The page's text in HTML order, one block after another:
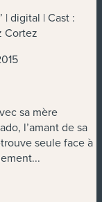
| digital | Cast :
Cortez
sa mère
l’amant de sa
seule face à